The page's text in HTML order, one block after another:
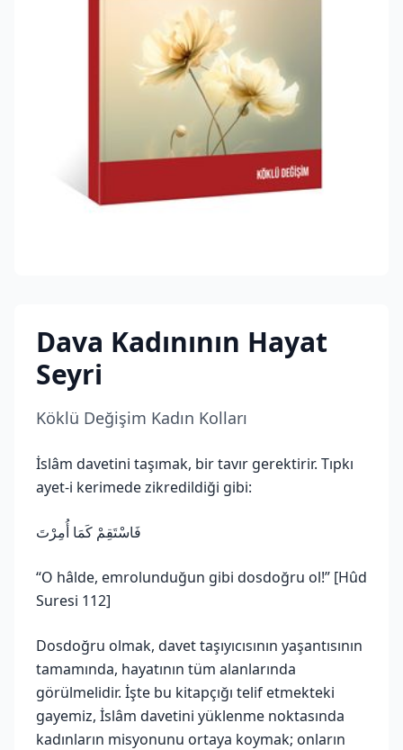
Dava Kadınının Hayat
Seyri
Köklü Değişim Kadın Kolları
İslâm davetini taşımak, bir tavır gerektirir. Tıpkı
ayet-i kerimede zikredildiği gibi:
فَاسْتَقِمْ كَمَا أُمِرْتَ
“O hâlde, emrolunduğun gibi dosdoğru ol!” [Hûd
Suresi 112]
Dosdoğru olmak, davet taşıyıcısının yaşantısının
tamamında, hayatının tüm alanlarında
görülmelidir. İşte bu kitapçığı telif etmekteki
gayemiz, İslâm davetini yüklenme noktasında
kadınların misyonunu ortaya koymak; onların